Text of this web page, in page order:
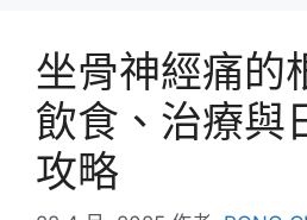
坐骨神經痛的
飲食、治療與
攻略